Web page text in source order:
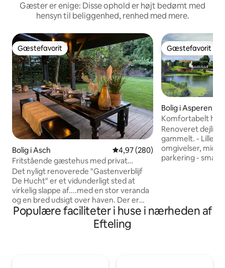
Gæster er enige: Disse ophold er højt bedømt med
hensyn til beliggenhed, renhed med mere.
Gæstefavorit
Gæstefavorit
Bolig i Asch 4,97 ud af 5 i gennemsnitlig
4,97 (280)
Fritstående gæstehus med privat
wellness NYHED
Det nyligt renoverede "Gastenverblijf
De Hucht" er et vidunderligt sted at
virkelig slappe af....med en stor veranda
og en bred udsigt over haven. Der er
også en privat wellness til at slappe af.
Beliggenheden giver masser af privatliv.
Du kan også bage din egen pizza i
Gæstefavorit
Gæstefavorit
Bolig i Asperen
Komfortabelt hus i
landsby
Renoveret dejligt
gammelt. - Lille historisk landsbygrønne
omgivelser, midt i
parkering -
Antwerpen. – hurtig wi-fi (gratis) -
Køkkenet er
Populære faciliteter i huse i nærheden af
Efteling